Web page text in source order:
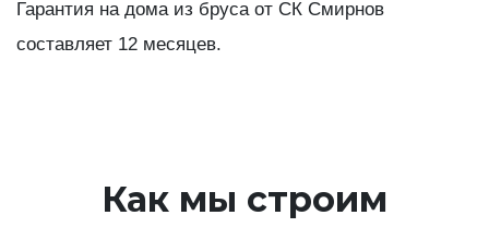
Гарантия на дома из бруса от СК Смирнов
составляет 12 месяцев.
Как мы строим